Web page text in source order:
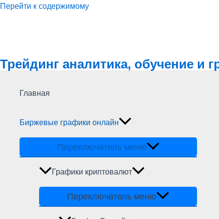
Перейти к содержимому
Трейдинг аналитика, обучение и
Главная
Биржевые графики онлайн
Переключатель меню
Графики криптовалют
Переключатель меню